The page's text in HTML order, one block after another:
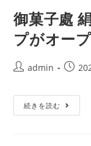
御菓子處
プがオー
admin
続きを読む